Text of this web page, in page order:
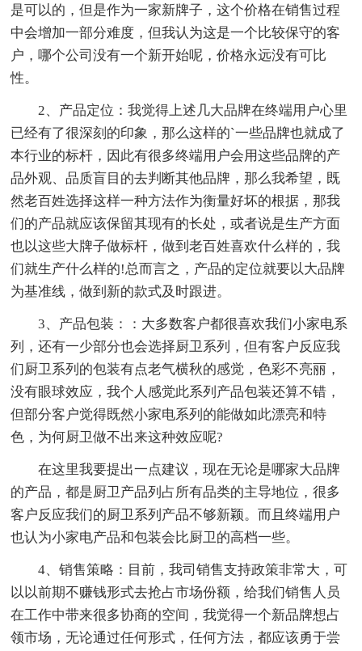
是可以的，但是作为一家新牌子，这个价格在销售过程
中会增加一部分难度，但我认为这是一个比较保守的客
户，哪个公司没有一个新开始呢，价格永远没有可比
性。
2、产品定位：我觉得上述几大品牌在终端用户心里
已经有了很深刻的印象，那么这样的`一些品牌也就成了
本行业的标杆，因此有很多终端用户会用这些品牌的产
品外观、品质盲目的去判断其他品牌，那么我希望，既
然老百姓选择这样一种方法作为衡量好坏的根据，那我
们的产品就应该保留其现有的长处，或者说是生产方面
也以这些大牌子做标杆，做到老百姓喜欢什么样的，我
们就生产什么样的!总而言之，产品的定位就要以大品牌
为基准线，做到新的款式及时跟进。
3、产品包装：：大多数客户都很喜欢我们小家电系
列，还有一少部分也会选择厨卫系列，但有客户反应我
们厨卫系列的包装有点老气横秋的感觉，色彩不亮丽，
没有眼球效应，我个人感觉此系列产品包装还算不错，
但部分客户觉得既然小家电系列的能做如此漂亮和特
色，为何厨卫做不出来这种效应呢?
在这里我要提出一点建议，现在无论是哪家大品牌
的产品，都是厨卫产品列占所有品类的主导地位，很多
客户反应我们的厨卫系列产品不够新颖。而且终端用户
也认为小家电产品和包装会比厨卫的高档一些。
4、销售策略：目前，我司销售支持政策非常大，可
以以前期不赚钱形式去抢占市场份额，给我们销售人员
在工作中带来很多协商的空间，我觉得一个新品牌想占
领市场，无论通过任何形式，任何方法，都应该勇于尝